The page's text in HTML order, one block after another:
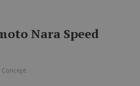
Nara Speed
Concept